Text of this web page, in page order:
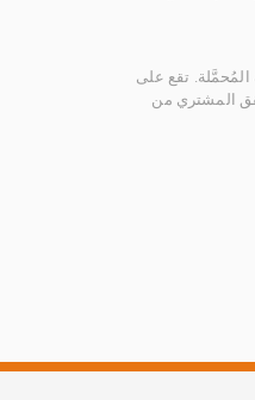
المُحمَّلة. تقع على
المشتري من